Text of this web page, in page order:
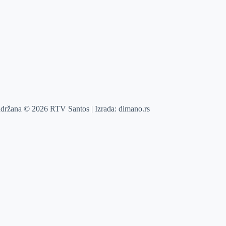
© 2026 RTV Santos | Izrada:dimano.rs